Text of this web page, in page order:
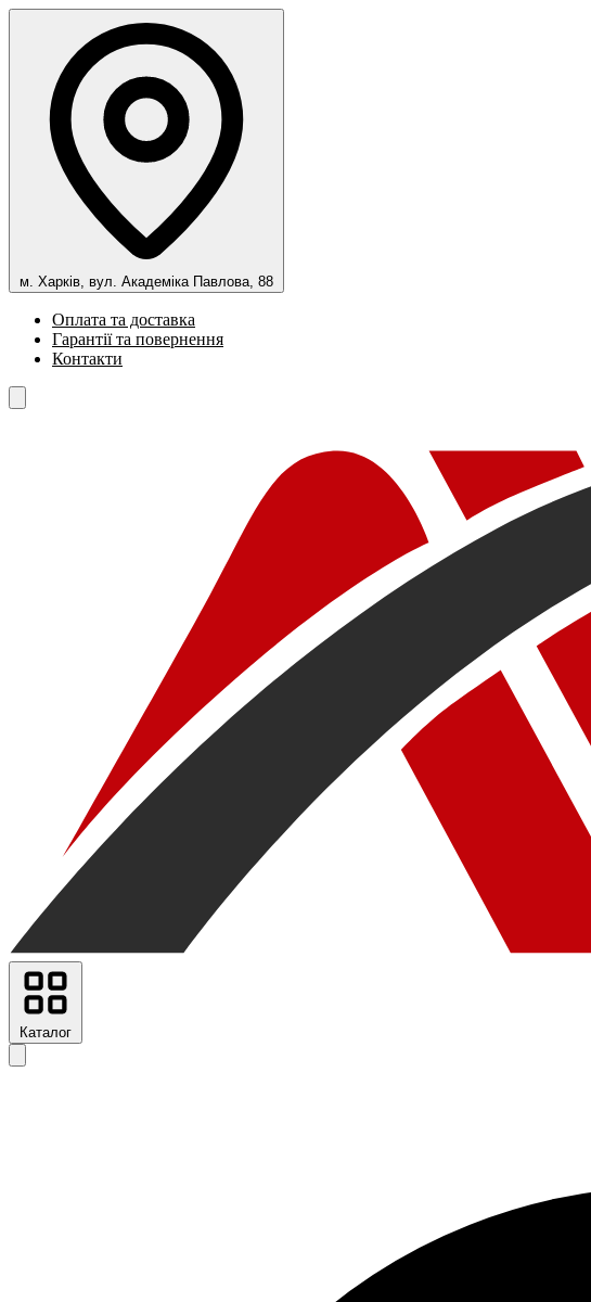
м. Харків, вул. Академіка Павлова, 88
Оплата та доставка
Гарантії та повернення
Контакти
Каталог